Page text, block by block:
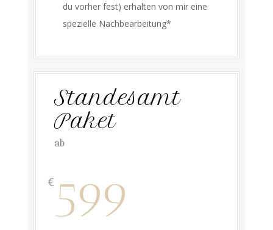
du vorher fest) erhalten von mir eine
spezielle Nachbearbeitung*
Standesamt
Paket
ab
€599